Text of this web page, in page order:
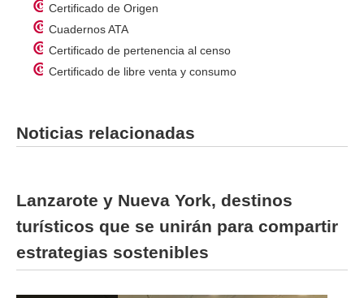
Certificado de Origen
Cuadernos ATA
Certificado de pertenencia al censo
Certificado de libre venta y consumo
Noticias relacionadas
Lanzarote y Nueva York, destinos
turísticos que se unirán para compartir
estrategias sostenibles